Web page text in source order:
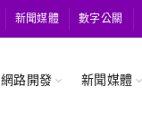
新聞媒體 數字公關
網路開發 新聞媒體